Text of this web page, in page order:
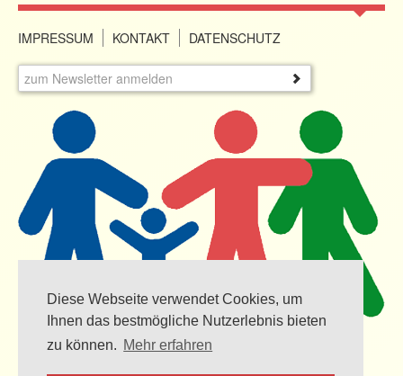
Diese Webseite verwendet Cookies, um
Ihnen das bestmögliche Nutzerlebnis bieten
zu können. Mehr erfahren
IMPRESSUM KONTAKT DATENSCHUTZ
Familien- und Seniorenbüro
Bahnhofstr. 10